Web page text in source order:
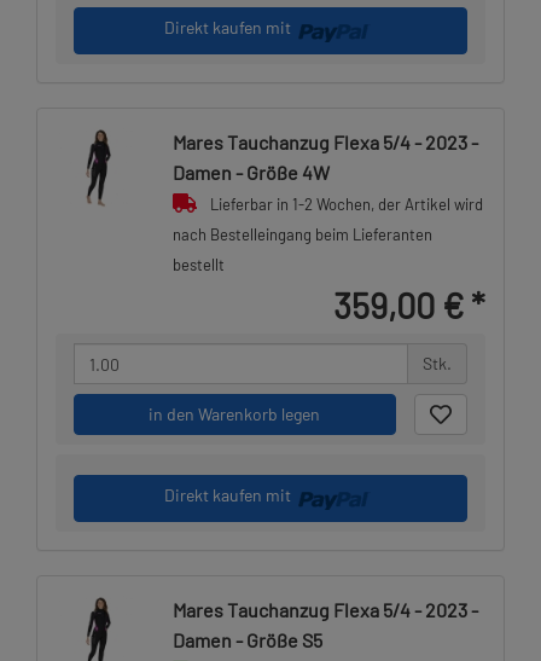
Direkt kaufen mit
Mares Tauchanzug Flexa 5/4 - 2023 -
Damen - Größe 4W
Lieferbar in 1-2 Wochen, der Artikel wird
nach Bestelleingang beim Lieferanten
bestellt
359,00 € *
Stk.
in den Warenkorb legen
Direkt kaufen mit
Mares Tauchanzug Flexa 5/4 - 2023 -
Damen - Größe S5